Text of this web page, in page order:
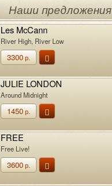
Наши предложения
Les McCann
River High, River Low
3300р.
JULIE LONDON
Around Midnight
1450р.
FREE
Free Live!
3600р.